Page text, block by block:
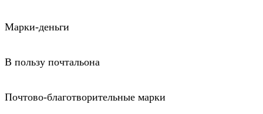
Марки-деньги
В пользу почтальона
Почтово-благотворительные марки